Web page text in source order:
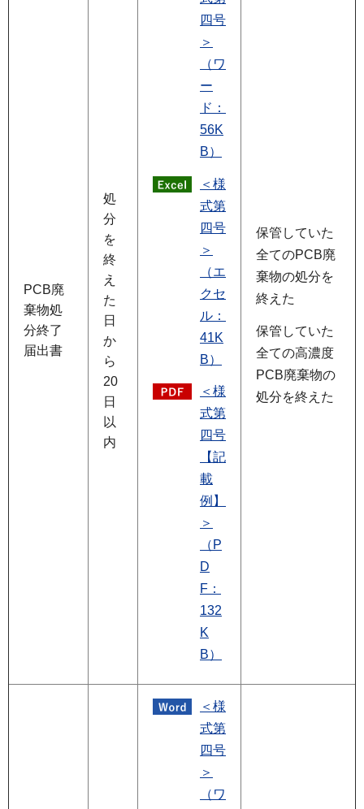
PCB廃
棄物処
分終了
届出書
処
分
を
終
え
た
日
か
ら
20
日
以
内
四号
＞
（ワ
ー
ド：
56K
B）
＜様
式第
四号
＞
（エ
クセ
ル：
41K
B）
＜様
式第
四号
【記
載
例】
＞
（P
D
F：
132
K
B）
保管していた
全てのPCB廃
棄物の処分を
終えた
保管していた
全ての高濃度
PCB廃棄物の
処分を終えた
＜様
式第
四号
＞
（ワ